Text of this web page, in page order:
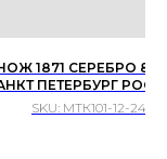
1871 СЕРЕБРО 84
ПЕТЕРБУРГ
ИМПЕРИЯ
SKU: МТК101-12-24-